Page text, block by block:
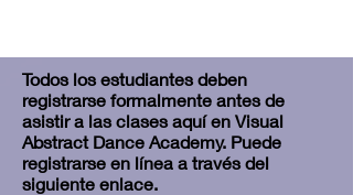
Todos los estudiantes deben
registrarse formalmente antes de
asistir a las clases aquí en Visual
Abstract Dance Academy. Puede
registrarse en línea a través del
siguiente enlace.